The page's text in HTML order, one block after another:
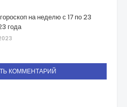
на неделю с 17 по 23
года
КОММЕНТАРИЙ